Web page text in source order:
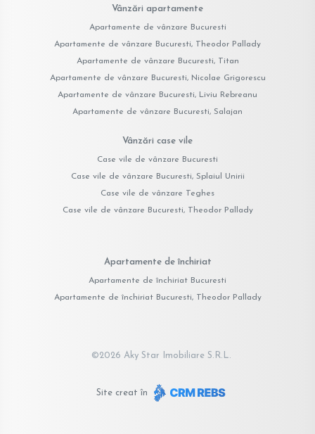
Vânzări apartamente
Apartamente de vânzare Bucuresti
Apartamente de vânzare Bucuresti, Theodor Pallady
Apartamente de vânzare Bucuresti, Titan
Apartamente de vânzare Bucuresti, Nicolae Grigorescu
Apartamente de vânzare Bucuresti, Liviu Rebreanu
Apartamente de vânzare Bucuresti, Salajan
Vânzări case vile
Case vile de vânzare Bucuresti
Case vile de vânzare Bucuresti, Splaiul Unirii
Case vile de vânzare Teghes
Case vile de vânzare Bucuresti, Theodor Pallady
Apartamente de închiriat
Apartamente de închiriat Bucuresti
Apartamente de închiriat Bucuresti, Theodor Pallady
©2026 Aky Star Imobiliare S.R.L.
Site creat în